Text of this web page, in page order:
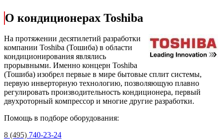
О кондиционерах Toshiba
На протяжении десятилетий разработки
компании Toshiba (Тошиба) в области
кондиционирования являлись
прорывными. Именно концерн Toshiba
(Тошиба) изобрел первые в мире бытовые сплит системы,
первую инверторную технологию, позволяющую плавно
регулировать производительность кондиционера, первый
двухроторный компрессор и многие другие разработки.
Помощь в подборе оборудования:
8 (495) 740-23-24